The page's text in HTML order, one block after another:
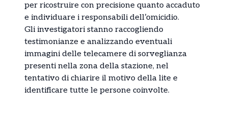
per ricostruire con precisione quanto accaduto
e individuare i responsabili dell’omicidio.
Gli investigatori stanno raccogliendo
testimonianze e analizzando eventuali
immagini delle telecamere di sorveglianza
presenti nella zona della stazione, nel
tentativo di chiarire il motivo della lite e
identificare tutte le persone coinvolte.